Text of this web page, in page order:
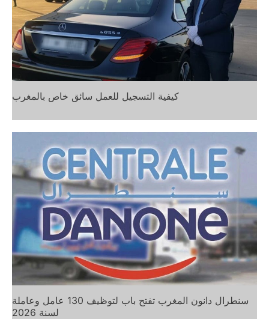
كيفية التسجيل للعمل سائق خاص بالمغرب
سنطرال دانون المغرب تفتح باب لتوظيف 130 عامل وعاملة
لسنة 2026